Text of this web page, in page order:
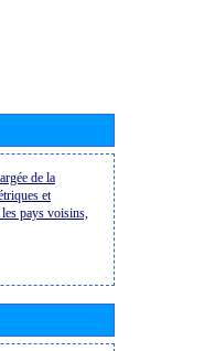
de la
et
pays voisins,